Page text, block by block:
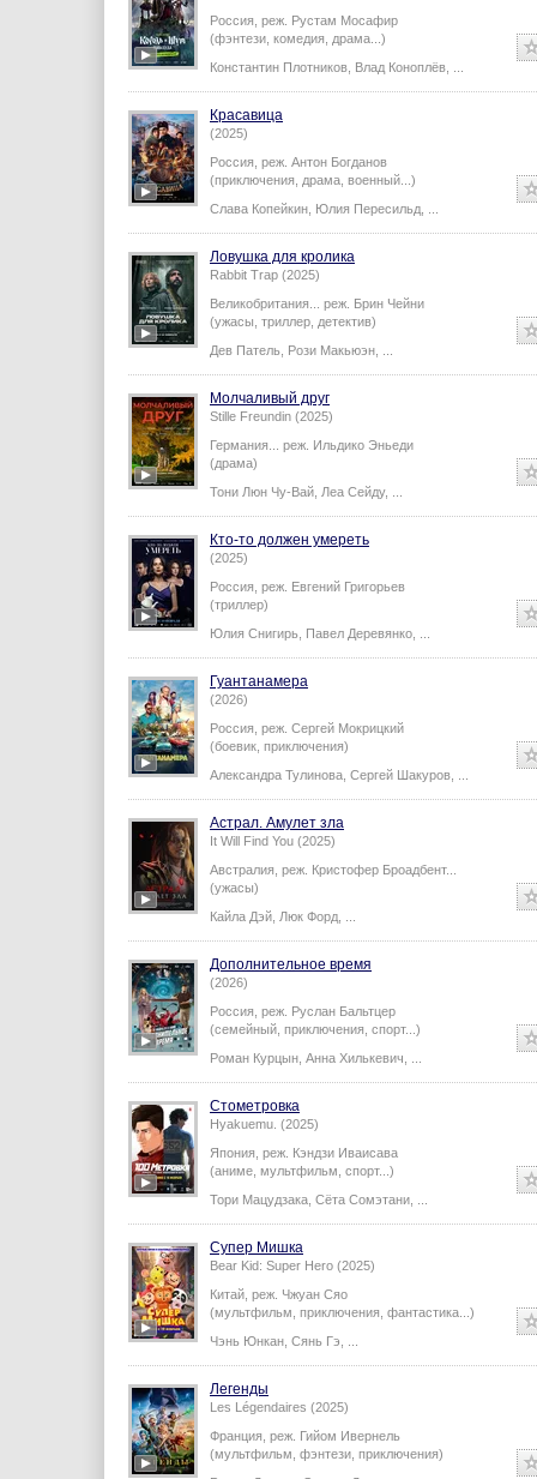
Россия, реж. Рустам Мосафир
(фэнтези, комедия, драма...)
Константин Плотников Влад Коноплёв
Красавица
(2025)
Россия, реж. Антон Богданов
(приключения, драма, военный...)
Слава Копейкин Юлия Пересильд
Ловушка для кролика
Rabbit Trap (2025)
Великобритания... реж. Брин Чейни
(ужасы, триллер, детектив)
Дев Патель Рози Макьюэн
Молчаливый друг
Stille Freundin (2025)
Германия... реж. Ильдико Эньеди
(драма)
Тони Люн Чу-Вай Леа Сейду,
Кто-то должен умереть
(2025)
Россия, реж. Евгений Григорьев
(триллер)
Юлия Снигирь Павел Деревянко
Гуантанамера
(2026)
Россия, реж. Сергей Мокрицкий
(боевик, приключения)
Александра Тулинова Сергей Шакуров
Астрал. Амулет зла
It Will Find You (2025)
Австралия, реж. Кристофер Броадбент...
(ужасы)
Кайла Дэй Люк Форд
Дополнительное время
(2026)
Россия, реж. Руслан Бальтцер
(семейный, приключения, спорт...)
Роман Курцын Анна Хилькевич
Стометровка
Hyakuemu. (2025)
Япония, реж. Кэндзи Иваисава
(аниме, мультфильм, спорт...)
Тори Мацудзака Сёта Сомэтани
Супер Мишка
Bear Kid: Super Hero (2025)
Китай, реж. Чжуан Сяо
(мультфильм, приключения, фантастика...)
Чэнь Юнкан Сянь Гэ
Легенды
Les Légendaires (2025)
Франция, реж. Гийом Ивернель
(мультфильм, фэнтези, приключения)